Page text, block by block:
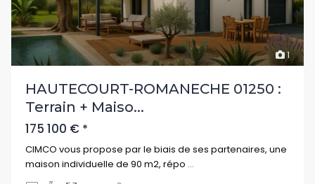
1
HAUTECOURT-ROMANECHE 01250 :
Terrain + Maiso...
175 100 € *
CIMCO vous propose par le biais de ses partenaires, une
maison individuelle de 90 m2, répo